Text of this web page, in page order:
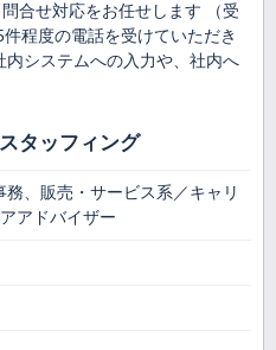
合せ対応をお任せします （受
程度の電話を受けていただき
システムへの入力や、社内へ
タッフィング
、販売・サービス系／キャリ
アドバイザー